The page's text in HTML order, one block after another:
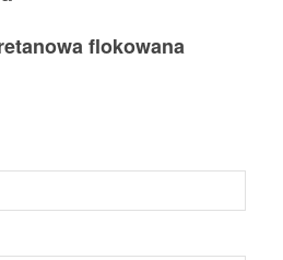
flokowana